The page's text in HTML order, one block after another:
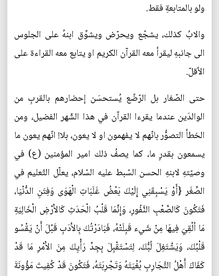
ولو بالمتابعةِ فقط.
والابُ كذلك، يشجّع ويحرّض ويشوِّق ابنهُ على الجلوس
الى جانبهِ ليقرأ معه القرآن الكريم او يتابع معه القراءة على
الأقلّ.
حتى الصّغار بل الرّضّع يُستحسَن إحضارهم بالقربِ من
الوالدَين عندما يقرءا القرآن في هذا الشّهر الفضيل، ومن
الخطأ التصوُّر بانّهم لا يفهمون او لا يعون، بلا! انّهم يعون ما
يسمعون بقدرٍ ما، كما يصفُ ذلك امير المؤمنين (ع) في
وصيّتهِ لابنهِ الحسن السّبط عليه السّلام، يعلّل التّعليم في
الصِّغَر {أَوْ يَسْبِقَنِي إِلَيْكَ بَعْضُ غَلَبَاتِ الْهَوَى وَفِتَنِ الدُّنْيَا،
فَتَكُونَ كَالصَّعْبِ النَّفُورِ، وَإِنَّمَا قَلْبُ الْحَدَثِ كَالاَْرْضِ الْخَالِيَةِ
مَا ألْقِيَ فِيهَا مِنْ شَيء قَبِلَتْهُ، فَبَادَرْتُكَ بِالاَْدَبِ قَبْلَ أَنْ يَقْسُو
قَلْبُكَ، وَيَشْتَغِلَ لُبُّكَ، لِتَسْتَقْبِلَ بِجِدِّ رَأْيِكَ مِنَ الاَْمْرِ مَا قَدْ
كَفَاكَ أَهْلُ التَّجَارِبِ بُغْيَتَهُ وَتَجْرِبَتَهُ، فَتَكُونَ قَدْ كُفِيتَ مَؤُونَةَ